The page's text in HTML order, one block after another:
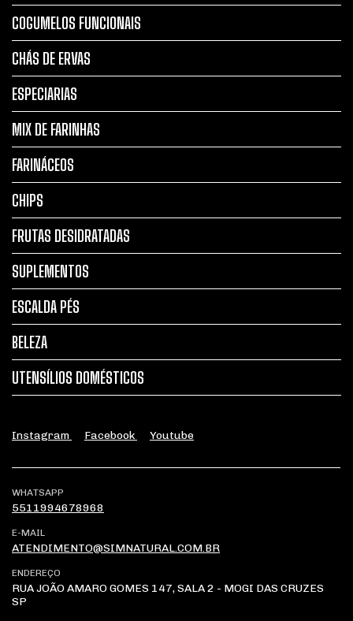
COGUMELOS FUNCIONAIS
CHÁS DE ERVAS
ESPECIARIAS
MIX DE FARINHAS
FARINÁCEOS
CHIPS
FRUTAS DESIDRATADAS
SUPLEMENTOS
ESCALDA PÉS
BELEZA
UTENSÍLIOS DOMÉSTICOS
Instagram Facebook Youtube
WHATSAPP
5511994678968
E-MAIL
ATENDIMENTO@SIMNATURAL.COM.BR
ENDEREÇO
RUA JOÃO AMARO GOMES 147, SALA 2 - MOGI DAS CRUZES
SP